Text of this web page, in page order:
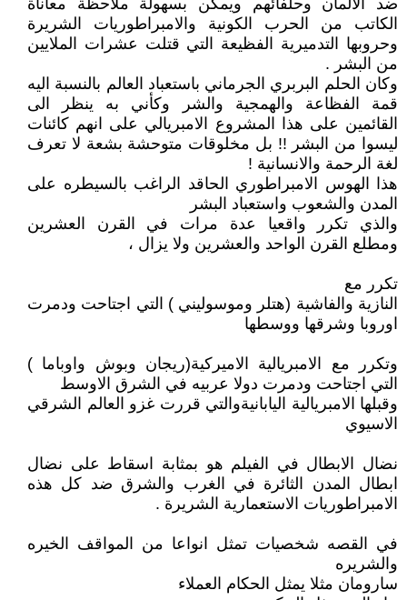
ضد الالمان وحلفائهم ويمكن بسهولة ملاحظة معاناة
الكاتب من الحرب الكونية والامبراطوريات الشريرة
وحروبها التدميرية الفظيعة التي قتلت عشرات الملايين
من البشر .
وكان الحلم البربري الجرماني باستعباد العالم بالنسبة اليه
قمة الفظاعة والهمجية والشر وكأني به ينظر الى
القائمين على هذا المشروع الامبريالي على انهم كائنات
ليسوا من البشر !! بل مخلوقات متوحشة بشعة لا تعرف
لغة الرحمة والانسانية !
هذا الهوس الامبراطوري الحاقد الراغب بالسيطره على
المدن والشعوب واستعباد البشر
والذي تكرر واقعيا عدة مرات في القرن العشرين
ومطلع القرن الواحد والعشرين ولا يزال ،
تكرر مع
النازية والفاشية (هتلر وموسوليني ) التي اجتاحت ودمرت
اوروبا وشرقها ووسطها
وتكرر مع الامبريالية الاميركية(ريجان وبوش واوباما )
التي اجتاحت ودمرت دولا عربيه في الشرق الاوسط
وقبلها الامبريالية اليابانيةوالتي قررت غزو العالم الشرقي
الاسيوي
نضال الابطال في الفيلم هو بمثابة اسقاط على نضال
ابطال المدن الثائرة في الغرب والشرق ضد كل هذه
الامبراطوريات الاستعمارية الشريرة .
في القصه شخصيات تمثل انواعا من المواقف الخيره
والشريره
سارومان مثلا يمثل الحكام العملاء